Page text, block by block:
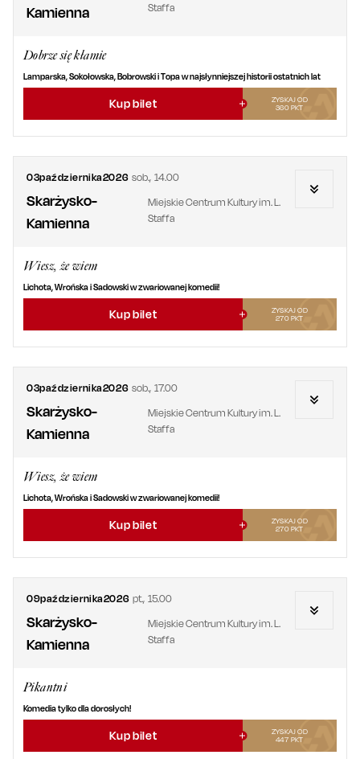
Kamienna
Staffa
Dobrze się kłamie
Lamparska, Sokołowska, Bobrowski i Topa w najsłynniejszej historii ostatnich lat
Kup bilet
ZYSKAJ OD
360 PKT
03października2026 sob.,14.00
Skarżysko-
Kamienna
Miejskie Centrum Kultury im. L.
Staffa
Wiesz, że wiem
Lichota, Wrońska i Sadowski w zwariowanej komedii!
Kup bilet
ZYSKAJ OD
270 PKT
03października2026 sob.,17.00
Skarżysko-
Kamienna
Miejskie Centrum Kultury im. L.
Staffa
Wiesz, że wiem
Lichota, Wrońska i Sadowski w zwariowanej komedii!
Kup bilet
ZYSKAJ OD
270 PKT
09października2026 pt.,15.00
Skarżysko-
Kamienna
Miejskie Centrum Kultury im. L.
Staffa
Pikantni
Komedia tylko dla dorosłych!
Kup bilet
ZYSKAJ OD
447 PKT